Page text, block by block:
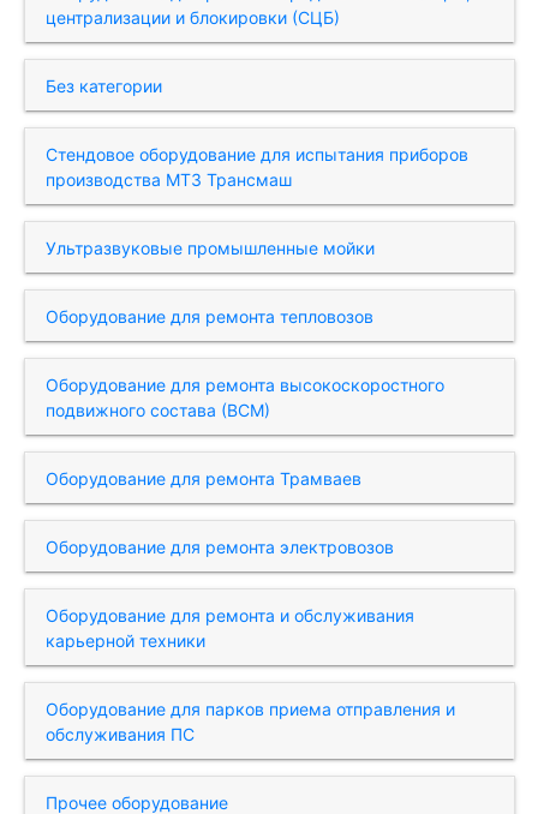
централизации и блокировки (СЦБ)
Без категории
Стендовое оборудование для испытания приборов
производства МТЗ Трансмаш
Ультразвуковые промышленные мойки
Оборудование для ремонта тепловозов
Оборудование для ремонта высокоскоростного
подвижного состава (ВСМ)
Оборудование для ремонта Трамваев
Оборудование для ремонта электровозов
Оборудование для ремонта и обслуживания
карьерной техники
Оборудование для парков приема отправления и
обслуживания ПС
Прочее оборудование